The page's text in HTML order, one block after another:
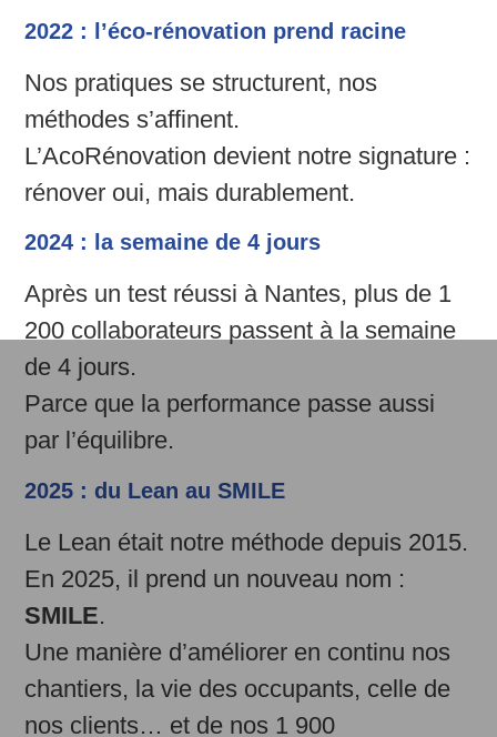
2022 : l’éco-rénovation prend racine
Nos pratiques se structurent, nos
méthodes s’affinent.
L’AcoRénovation devient notre signature :
rénover oui, mais durablement.
2024 : la semaine de 4 jours
Après un test réussi à Nantes, plus de 1
200 collaborateurs passent à la semaine
de 4 jours.
Parce que la performance passe aussi
par l’équilibre.
2025 : du Lean au SMILE
Le Lean était notre méthode depuis 2015.
En 2025, il prend un nouveau nom :
SMILE.
Une manière d’améliorer en continu nos
chantiers, la vie des occupants, celle de
nos clients… et de nos 1 900